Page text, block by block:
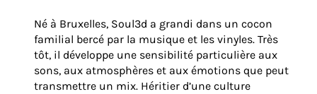
Né à Bruxelles, Soul3d a grandi dans un cocon
familial bercé par la musique et les vinyles. Très
tôt, il développe une sensibilité particulière aux
sons, aux atmosphères et aux émotions que peut
transmettre un mix. Héritier d’une culture